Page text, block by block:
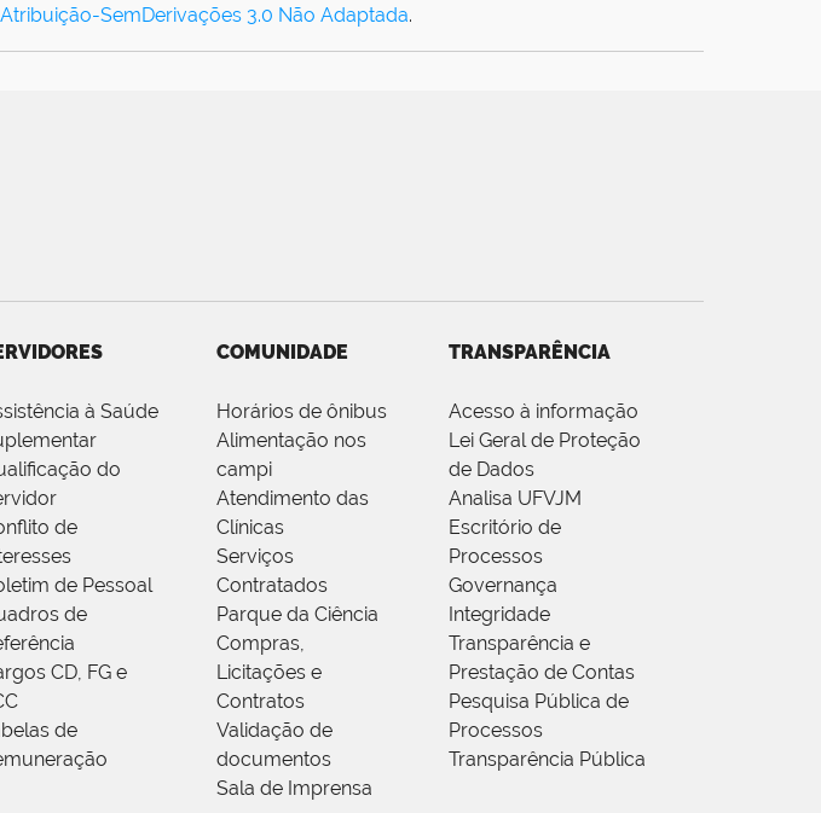
SemDerivações 3.0 Não Adaptada.
à Saúde
do
de
de Pessoal
de
CD, FG e
de
COMUNIDADE
Horários de ônibus
Alimentação nos
campi
Atendimento das
Clínicas
Serviços
Contratados
Parque da Ciência
Compras,
Licitações e
Contratos
Validação de
documentos
Sala de Imprensa
TRANSPARÊNCIA
Acesso à informação
Lei Geral de Proteção
de Dados
Analisa UFVJM
Escritório de
Processos
Governança
Integridade
Transparência e
Prestação de Contas
Pesquisa Pública de
Processos
Transparência Pública